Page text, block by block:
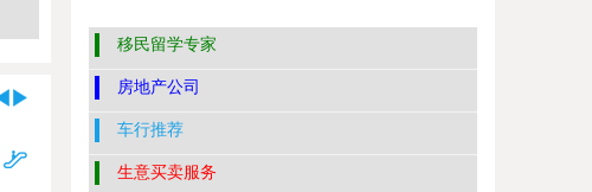
移民留学专家
房地产公司
车行推荐
生意买卖服务